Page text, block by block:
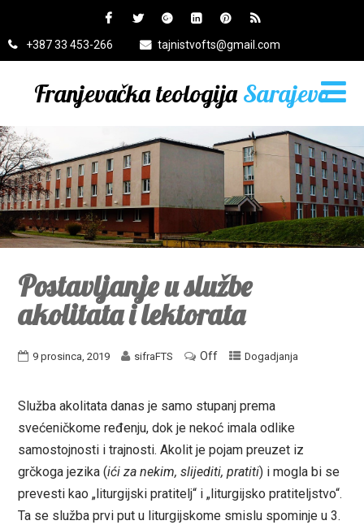
+387 33 453-266 tajnistvofts@gmail.com
Franjevačka teologijaSarajevo
Postavljanje u službe
akolitata i lektorata
9 prosinca, 2019 sifraFTS Off Dogadjanja
Služba akolitata danas je samo stupanj prema
svećeničkome ređenju, dok je nekoć imala odlike
samostojnosti i trajnosti. Akolit je pojam preuzet iz
grčkoga jezika (ići za nekim, slijediti, pratiti) i mogla bi se
prevesti kao „liturgijski pratitelj“ i „liturgijsko pratiteljstvo“.
Ta se služba prvi put u liturgijskome smislu spominje u 3.